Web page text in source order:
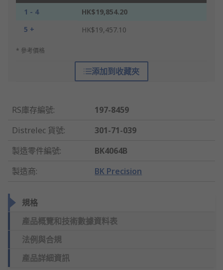
1 - 4
HK$19,854.20
5 +
HK$19,457.10
* 參考價格
添加到收藏夾
RS庫存編號:
197-8459
Distrelec 貨號:
301-71-039
製造零件編號:
BK4064B
製造商: BK Precision
規格
產品概覽和技術數據資料表
法例與合規
產品詳細資訊